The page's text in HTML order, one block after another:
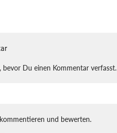
, bevor Du einen Kommentar verfasst.
und bewerten.